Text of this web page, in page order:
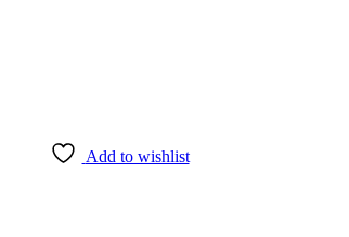
Add to wishlist